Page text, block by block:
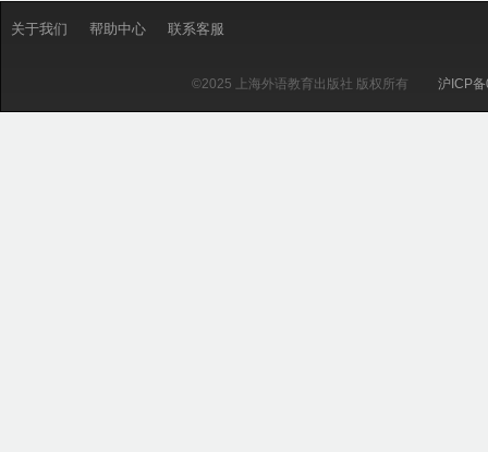
关于我们 帮助中心 联系客服
©2025 上海外语教育出版社 版权所有 沪ICP